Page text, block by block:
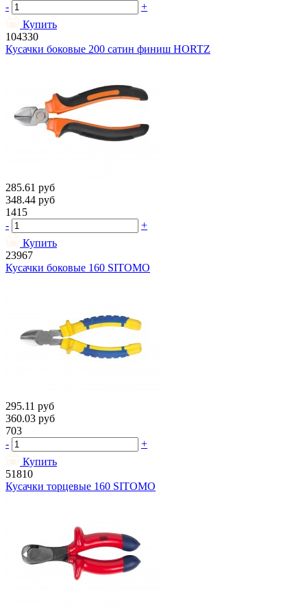
-
+
Купить
104330
Кусачки боковые 200 сатин финиш HORTZ
285.61 руб
348.44 руб
1415
-
+
Купить
23967
Кусачки боковые 160 SITOMO
295.11 руб
360.03 руб
703
-
+
Купить
51810
Кусачки торцевые 160 SITOMO